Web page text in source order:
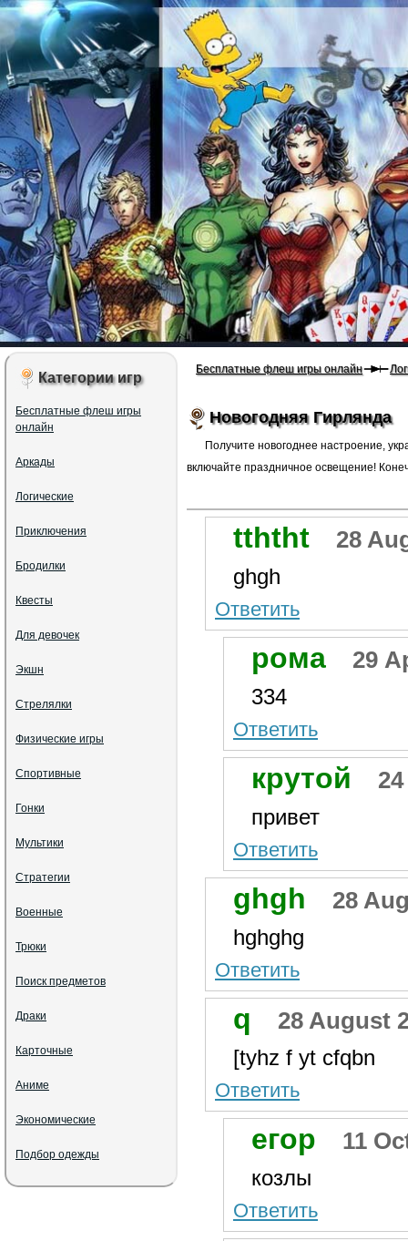
Бесплатные флеш игры онлайн
Новогодняя Гирлянда
Получите новогоднее настроение,
включайте праздничное освещение!
tththt 28
ghgh
Ответить
рома 29
334
Ответить
крутой
привет
Ответить
ghgh 28
hghghg
Ответить
q 28 August
[tyhz f yt cfqbn
Ответить
егор 11
козлы
Ответить
Категории игр
Бесплатные флеш игры
онлайн
Аркады
Логические
Приключения
Бродилки
Квесты
Для девочек
Экшн
Стрелялки
Физические игры
Спортивные
Гонки
Мультики
Стратегии
Военные
Трюки
Поиск предметов
Драки
Карточные
Аниме
Экономические
Подбор одежды